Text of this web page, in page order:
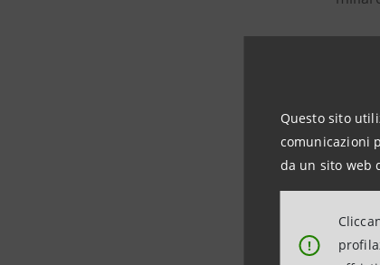
Questo sito
comunicazioni
da un sito web
!
dei
Tra i